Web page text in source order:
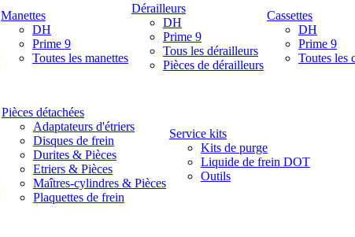
Manettes
DH
Prime 9
Toutes les manettes
Dérailleurs
DH
Prime 9
Tous les dérailleurs
Pièces de dérailleurs
Cassettes
DH
Prime 9
Toutes les
Pièces détachées
Adaptateurs d'étriers
Disques de frein
Durites & Pièces
Etriers & Pièces
Maîtres-cylindres & Pièces
Plaquettes de frein
Service kits
Kits de purge
Liquide de frein DOT
Outils